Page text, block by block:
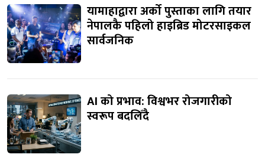
यामाहाद्वारा अर्को पुस्ताका लागि तयार
नेपालकै पहिलो हाइब्रिड मोटरसाइकल
सार्वजनिक
AI को प्रभाव: विश्वभर रोजगारीको
स्वरूप बदलिँदै